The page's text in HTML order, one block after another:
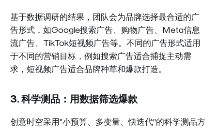
基于数据调研的结果，团队会为品牌选择最合适的广
告形式，如Google搜索广告、购物广告、Meta信息
流广告、TikTok短视频广告等。不同的广告形式适用
于不同的营销目标，例如搜索广告适合捕捉主动需
求，短视频广告适合品牌种草和爆款打造。
3. 科学测品：用数据筛选爆款
创意时空采用"小预算、多变量、快迭代"的科学测品方